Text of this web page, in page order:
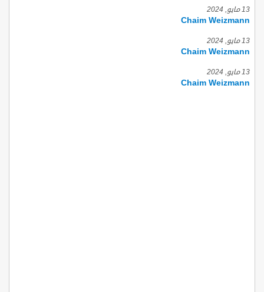
13 مايو, 2024
Chaim Weizmann
13 مايو, 2024
Chaim Weizmann
13 مايو, 2024
Chaim Weizmann